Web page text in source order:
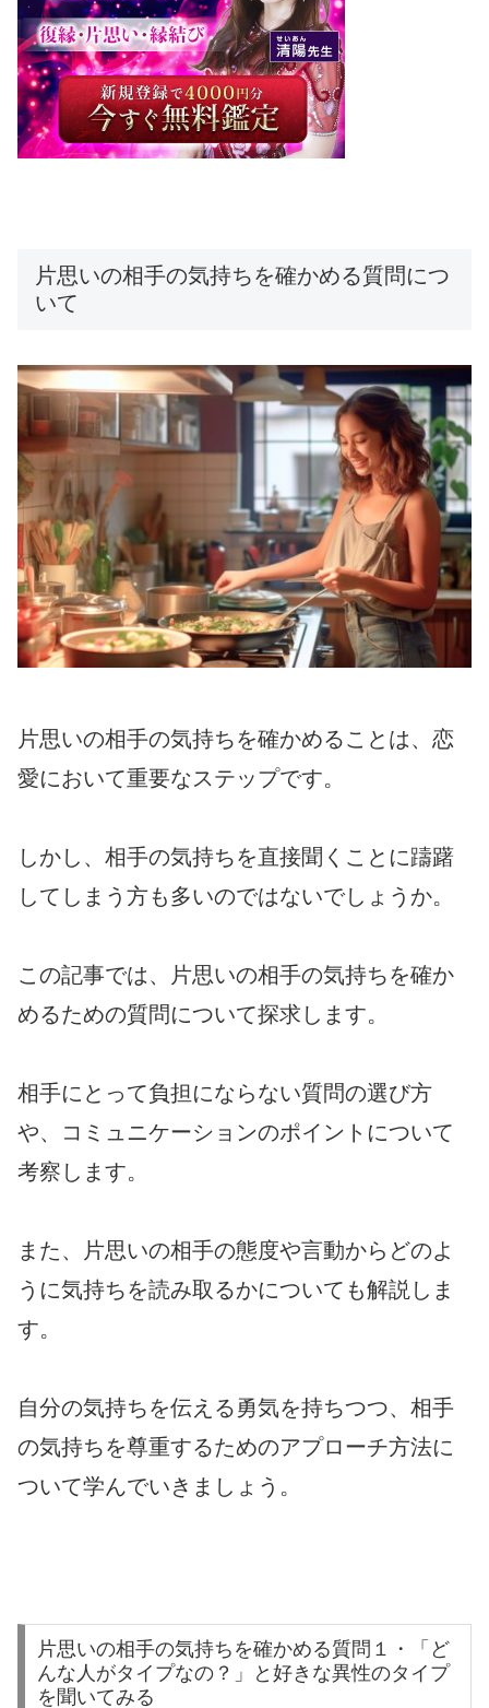
片思いの相手の気持ちを確かめる質問につ
いて
片思いの相手の気持ちを確かめることは、恋
愛において重要なステップです。
しかし、相手の気持ちを直接聞くことに躊躇
してしまう方も多いのではないでしょうか。
この記事では、片思いの相手の気持ちを確か
めるための質問について探求します。
相手にとって負担にならない質問の選び方
や、コミュニケーションのポイントについて
考察します。
また、片思いの相手の態度や言動からどのよ
うに気持ちを読み取るかについても解説しま
す。
自分の気持ちを伝える勇気を持ちつつ、相手
の気持ちを尊重するためのアプローチ方法に
ついて学んでいきましょう。
片思いの相手の気持ちを確かめる質問１・「ど
んな人がタイプなの？」と好きな異性のタイプ
を聞いてみる